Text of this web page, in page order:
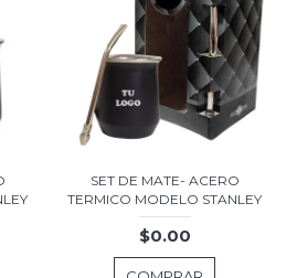
SET DE MATE- ACERO
TERMICO MODELO STANLEY
$0.00